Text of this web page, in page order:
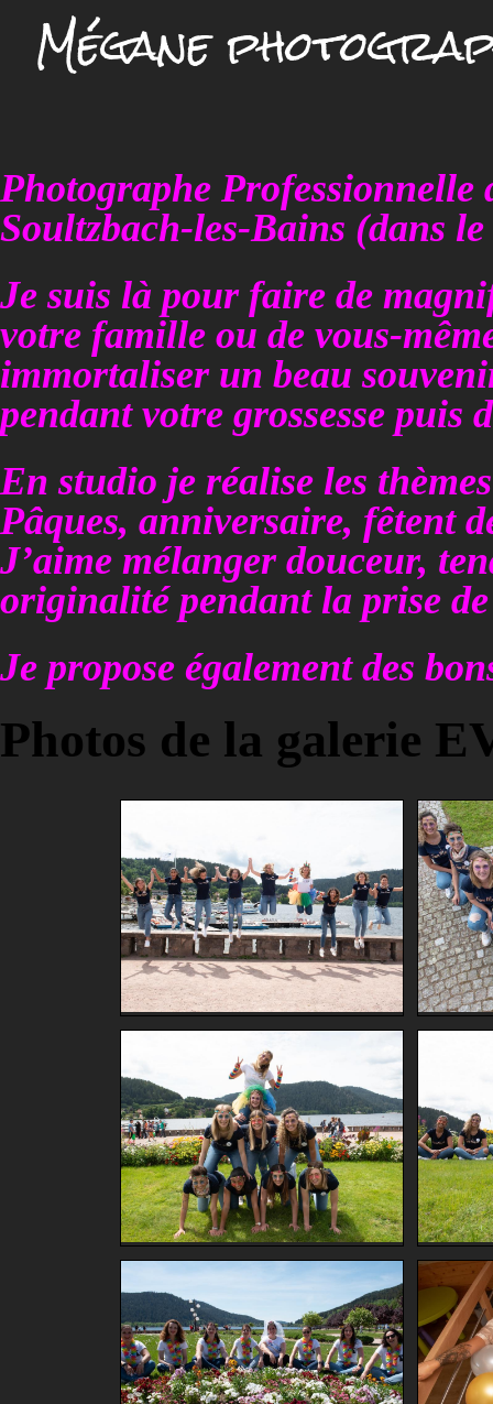
Mégane
Photographe Professionnelle
Soultzbach-les-Bains (dans
Je suis là pour faire de
votre famille ou de vous-
immortaliser un beau
pendant votre grossesse puis
En studio je réalise les
Pâques, anniversaire, fêtent
J’aime mélanger douceur,
originalité pendant la prise de
Je propose également des
Photos de la galerie